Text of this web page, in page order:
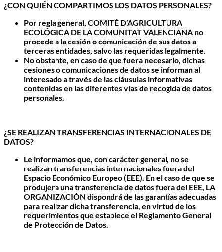
¿CON QUIÉN COMPARTIMOS LOS DATOS PERSONALES?
Por regla general, COMITÉ D’AGRICULTURA
ECOLÓGICA DE LA COMUNITAT VALENCIANA no
procede a la cesión o comunicación de sus datos a
terceras entidades, salvo las requeridas legalmente.
No obstante, en caso de que fuera necesario, dichas
cesiones o comunicaciones de datos se informan al
interesado a través de las cláusulas informativas
contenidas en las diferentes vías de recogida de datos
personales.
¿SE REALIZAN TRANSFERENCIAS INTERNACIONALES DE
DATOS?
Le informamos que, con carácter general, no se
realizan transferencias internacionales fuera del
Espacio Económico Europeo (EEE). En el caso de que se
produjera una transferencia de datos fuera del EEE, LA
ORGANIZACIÓN dispondrá de las garantías adecuadas
para realizar dicha transferencia, en virtud de los
requerimientos que establece el Reglamento General
de Protección de Datos.